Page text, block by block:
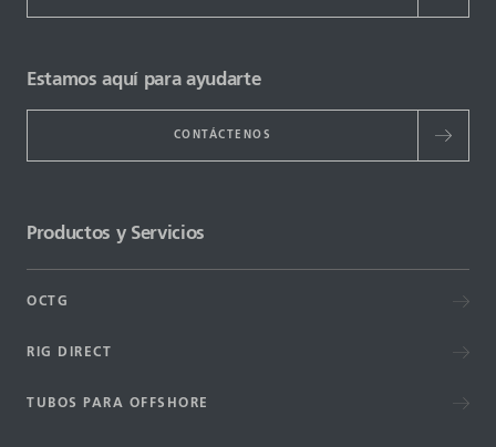
Estamos aquí para ayudarte
CONTÁCTENOS
Productos y Servicios
OCTG
RIG DIRECT
TUBOS PARA OFFSHORE